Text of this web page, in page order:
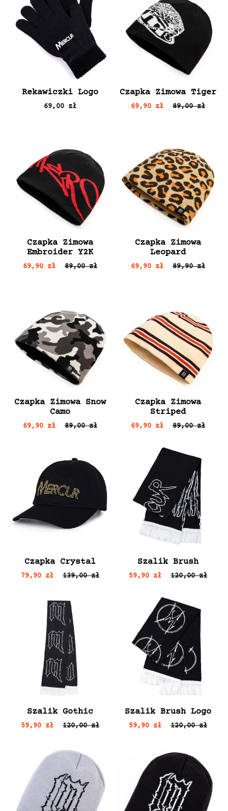
Rekawiczki Logo
69,00 zł
Czapka Zimowa Tiger
69,90 zł 89,00 zł
Czapka Zimowa
Embroider Y2K
69,90 zł 89,00 zł
Czapka Zimowa
Leopard
69,90 zł 89,90 zł
Czapka Zimowa Snow
Camo
69,90 zł 89,00 zł
Czapka Zimowa
Striped
69,90 zł 89,00 zł
Czapka Crystal
79,90 zł 139,00 zł
Szalik Brush
59,90 zł 120,00 zł
Szalik Gothic
59,90 zł 120,00 zł
Szalik Brush Logo
59,90 zł 120,00 zł